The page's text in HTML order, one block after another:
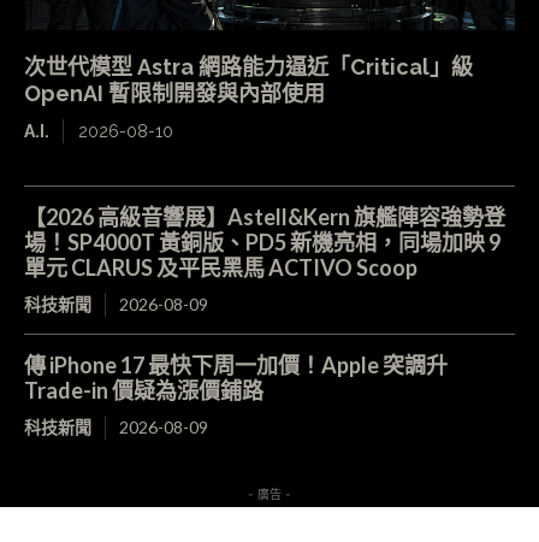
次世代模型 Astra 網路能力逼近「Critical」級
OpenAI 暫限制開發與內部使用
A.I. 2026-08-10
【2026 高級音響展】Astell&Kern 旗艦陣容強勢登
場！SP4000T 黃銅版、PD5 新機亮相，同場加映 9
單元 CLARUS 及平民黑馬 ACTIVO Scoop
科技新聞 2026-08-09
傳 iPhone 17 最快下周一加價！Apple 突調升
Trade-in 價疑為漲價鋪路
科技新聞 2026-08-09
- 廣告 -